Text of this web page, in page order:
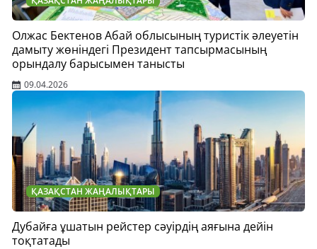
Олжас Бектенов Абай облысының туристік әлеуетін
дамыту жөніндегі Президент тапсырмасының
орындалу барысымен танысты
09.04.2026
ҚАЗАҚСТАН ЖАҢАЛЫҚТАРЫ
Дубайға ұшатын рейстер сәуірдің аяғына дейін
тоқтатады